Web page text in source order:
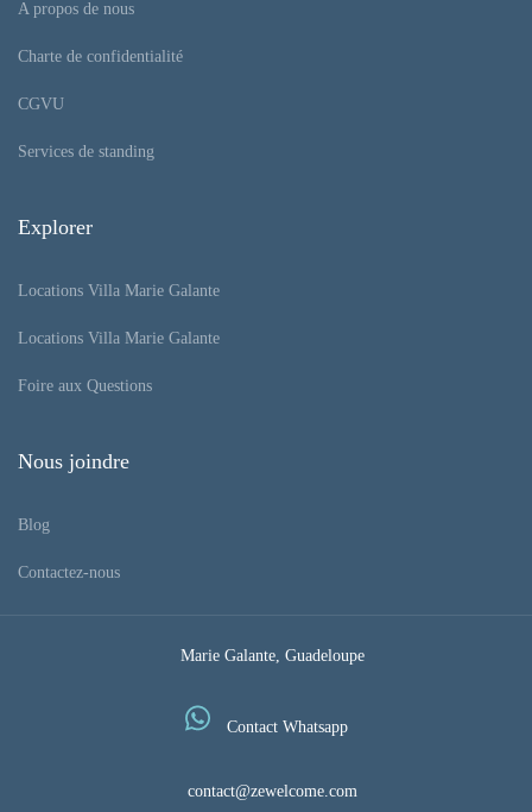
A propos de nous
Charte de confidentialité
CGVU
Services de standing
Explorer
Locations Villa Marie Galante
Locations Villa Marie Galante
Foire aux Questions
Nous joindre
Blog
Contactez-nous
Marie Galante, Guadeloupe
Contact Whatsapp
contact@zewelcome.com